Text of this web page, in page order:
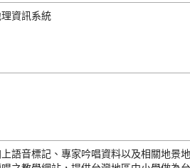
資訊系統
語音標記、專家吟唱資料以及相關地